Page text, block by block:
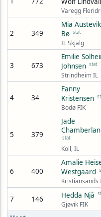
Varegg
2 349
Mia Austevik
Bø stat
IL Skjalg
3 673
Emilie
Johnsen stat
Strindheim IL
4 34
Fanny
Kristensen
Bodø FIK
5 379
Jade
stat
Koll, IL
6 400
Amalie
Westgaard
Kristiansands
7 146 Hedda Njå
Gjøvik FIK